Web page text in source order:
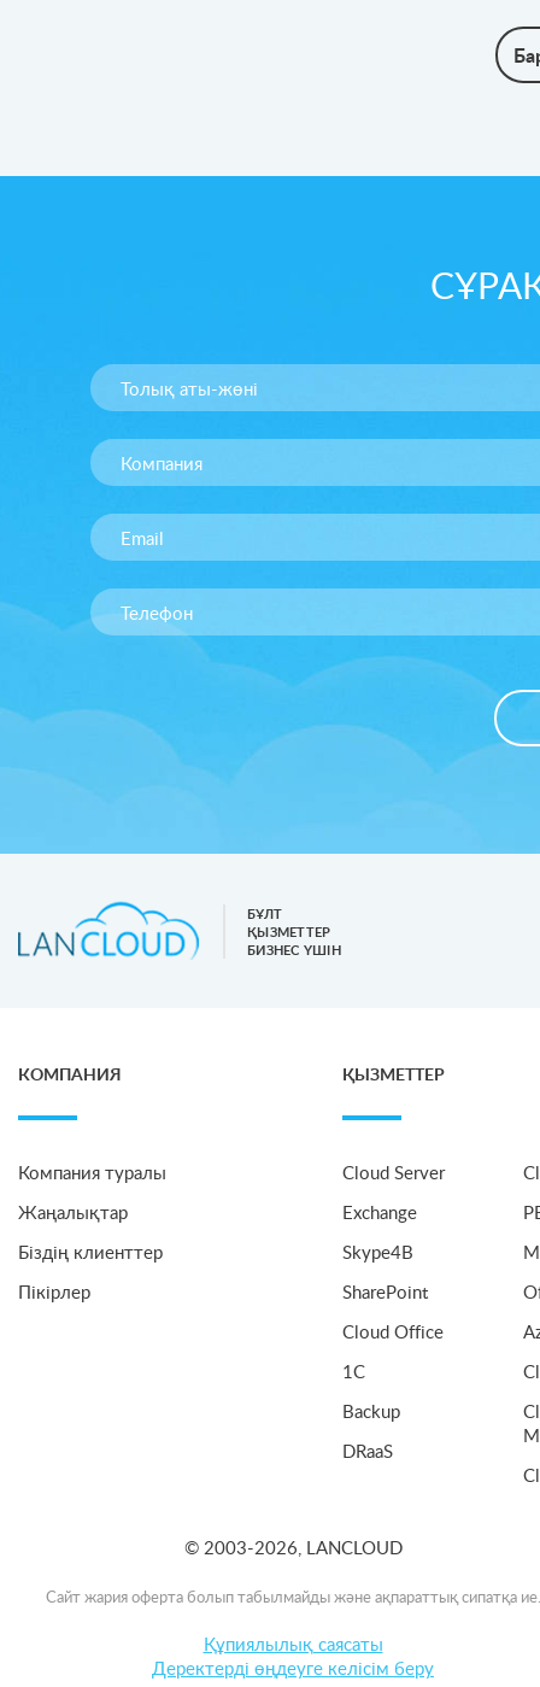
БҰЛТ
ҚЫЗМЕТТЕР
БИЗНЕС ҮШІН
КОМПАНИЯ
Компания туралы
Жаңалықтар
Біздің клиенттер
Пікірлер
ҚЫЗМЕТТЕР
Cloud Server
Exchange
Skype4B
SharePoint
Cloud Office
1C
Backup
DRaaS
© 2003-2026, LANCLOUD
Сайт жария оферта болып табылмайды және ақпараттық сипатқа ие.
Құпиялылық саясаты
Деректерді өңдеуге келісім беру